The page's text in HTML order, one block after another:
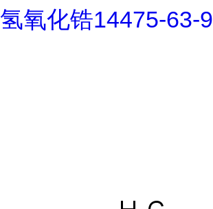
氢氧化锆14475-63-9